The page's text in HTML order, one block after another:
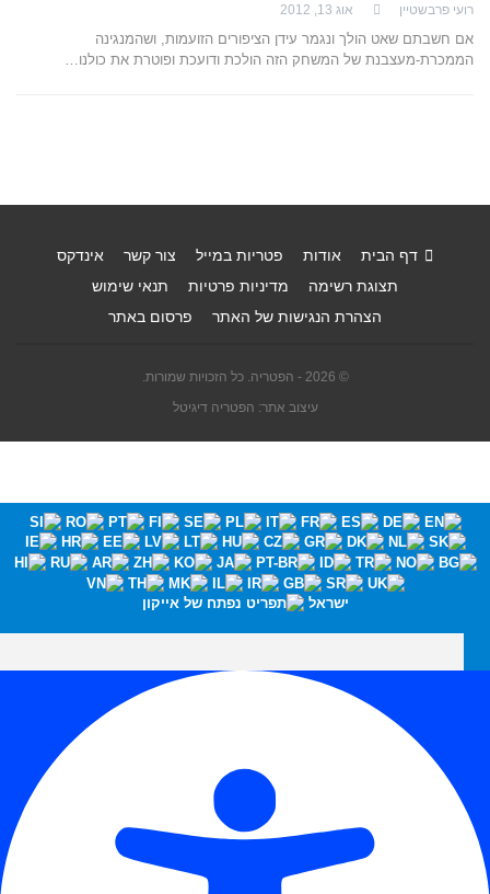
רועי פרבשטיין אוג 13, 2012
אם חשבתם שאט הולך ונגמר עידן הציפורים הזועמות, ושהמנגינה
הממכרת-מעצבנת של המשחק הזה הולכת ודועכת ופוטרת את כולנו…
דף הבית אודות פטריות במייל צור קשר
אינדקס
תצוגת רשימה
מדיניות פרטיות
תנאי שימוש
הצהרת הנגישות של האתר
פרסום באתר
© 2026 - הפטריה. כל הזכויות שמורות.
עיצוב אתר: הפטריה דיגיטל
ישראל